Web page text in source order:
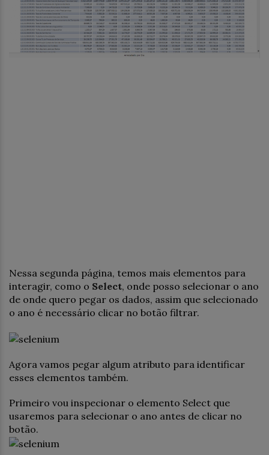
Nessa segunda página, temos mais elementos para
interagir, como o Select, onde posso selecionar o ano
de onde quero pegar os dados, assim que selecionado
o ano é necessário clicar no botão filtrar.
Agora vamos pegar algum atributo para identificar
esses elementos também.
Primeiro vou inspecionar o elemento Select que
usaremos para selecionar o ano antes de clicar no
botão.